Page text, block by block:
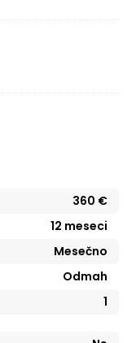
360 €
12 meseci
Mesečno
Odmah
1